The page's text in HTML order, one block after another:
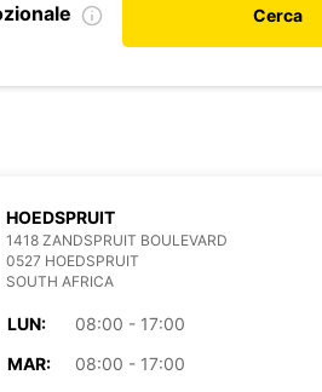
Cerca
HOEDSPRUIT
1418 ZANDSPRUIT BOULEVARD
0527 HOEDSPRUIT
SOUTH AFRICA
LUN:
08:00 - 17:00
MAR:
08:00 - 17:00